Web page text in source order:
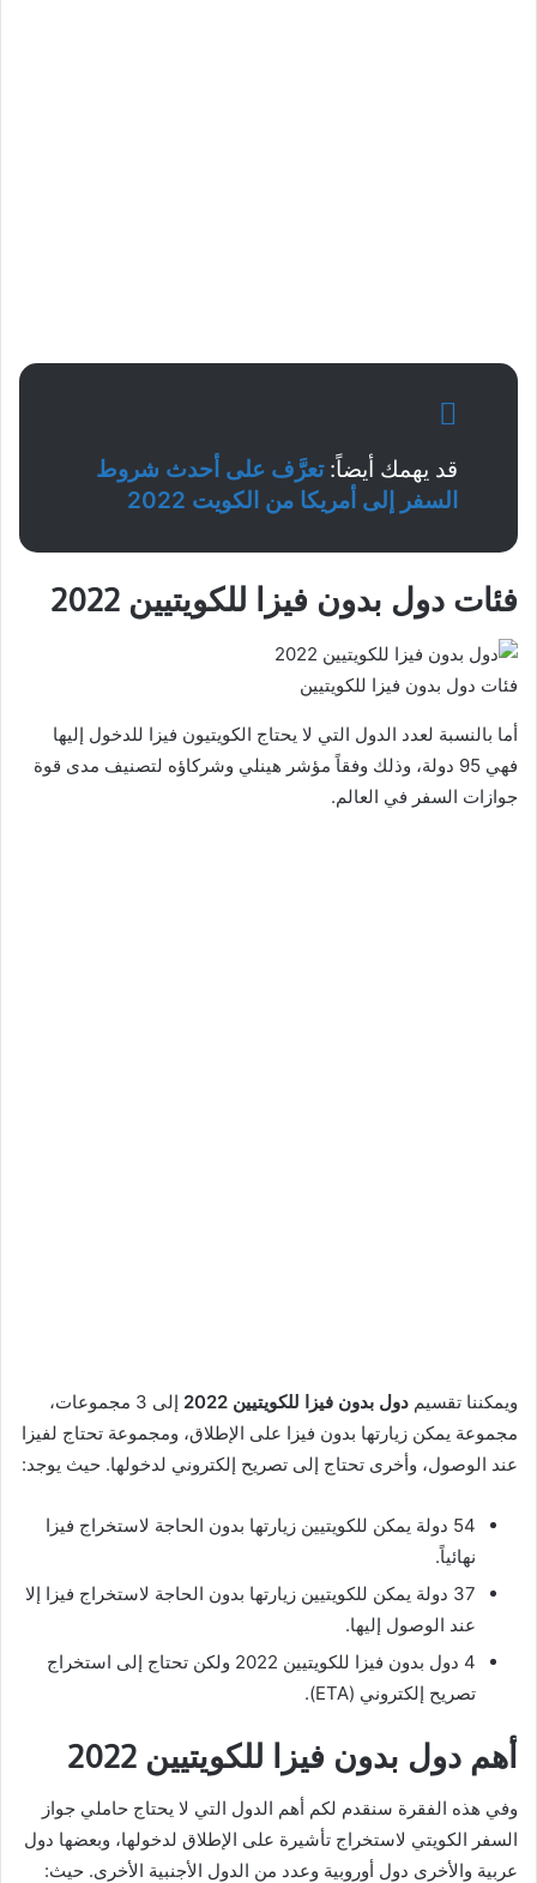
قد يهمك أيضاً:تعرَّف على أحدث شروط
السفر إلى أمريكا من الكويت 2022
فئات دول بدون فيزا للكويتيين 2022
فئات دول بدون فيزا للكويتيين
أما بالنسبة لعدد الدول التي لا يحتاج الكويتيون فيزا للدخول إليها
فهي 95 دولة، وذلك وفقاً مؤشر هينلي وشركاؤه لتصنيف مدى قوة
جوازات السفر في العالم.
ويمكننا تقسيم دول بدون فيزا للكويتيين 2022
إلى 3 مجموعات،
مجموعة يمكن زيارتها بدون فيزا على الإطلاق، ومجموعة تحتاج لفيزا
عند الوصول، وأخرى تحتاج إلى تصريح إلكتروني لدخولها. حيث يوجد:
54 دولة يمكن للكويتيين زيارتها بدون الحاجة لاستخراج فيزا
نهائياً.
37 دولة يمكن للكويتيين زيارتها بدون الحاجة لاستخراج فيزا إلا
عند الوصول إليها.
4 دول بدون فيزا للكويتيين 2022 ولكن تحتاج إلى استخراج
تصريح إلكتروني (ETA).
أهم دول بدون فيزا للكويتيين 2022
وفي هذه الفقرة سنقدم لكم أهم الدول التي لا يحتاج حاملي جواز
السفر الكويتي لاستخراج تأشيرة على الإطلاق لدخولها، وبعضها دول
عربية والأخرى دول أوروبية وعدد من الدول الأجنبية الأخرى. حيث: